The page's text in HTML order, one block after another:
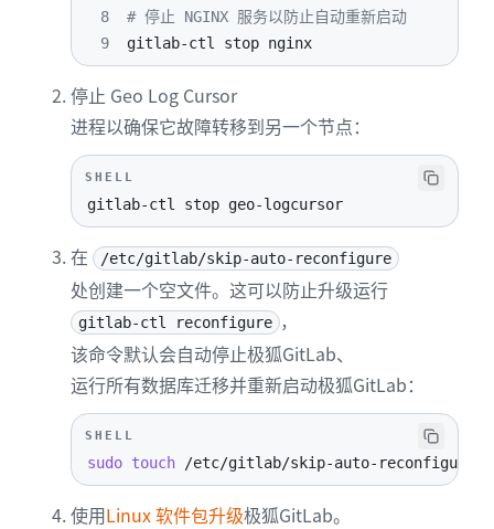
8
# 停止 NGINX 服务以防止自动重新启动
9
gitlab-ctl stop nginx
停止 Geo Log Cursor
进程以确保它故障转移到另一个节点：
SHELL
gitlab-ctl stop geo-logcursor
在 /etc/gitlab/skip-auto-reconfigure
处创建一个空文件。这可以防止升级运行
gitlab-ctl reconfigure
，
该命令默认会自动停止极狐GitLab、
运行所有数据库迁移并重新启动极狐GitLab：
SHELL
sudo touch /etc/gitlab/skip-auto-reconfigure
使用Linux 软件包升级极狐GitLab。